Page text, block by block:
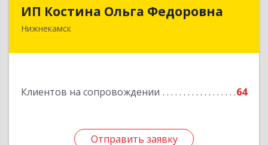
ИП Костина Ольга Федоровна
Нижнекамск
Клиентов на сопровождении 64
Отправить заявку
Отправить заявку